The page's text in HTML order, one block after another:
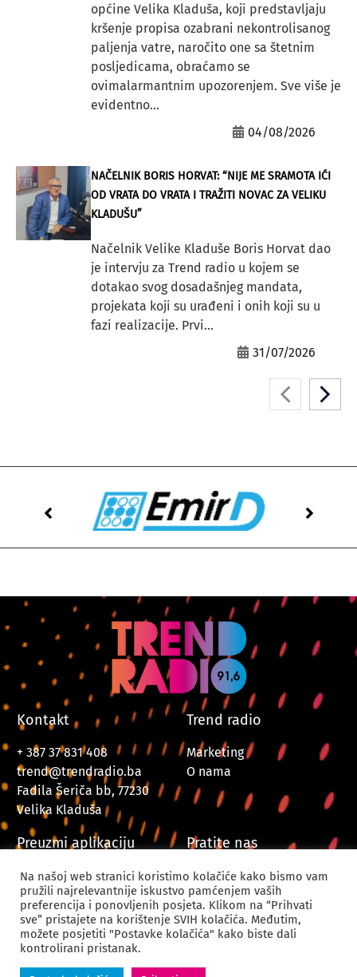
općine Velika Kladuša, koji predstavljaju
kršenje propisa ozabrani nekontrolisanog
paljenja vatre, naročito one sa štetnim
posljedicama, obraćamo se
ovimalarmantnim upozorenjem. Sve više je
evidentno...
04/08/2026
NAČELNIK BORIS HORVAT: “NIJE ME SRAMOTA IĆI
OD VRATA DO VRATA I TRAŽITI NOVAC ZA VELIKU
KLADUŠU”
Načelnik Velike Kladuše Boris Horvat dao
je intervju za Trend radio u kojem se
dotakao svog dosadašnjeg mandata,
projekata koji su urađeni i onih koji su u
fazi realizacije. Prvi...
31/07/2026
Kontakt
+ 387 37 831 408
trend@trendradio.ba
Fadila Šeriča bb, 77230
Velika Kladuša
Trend radio
Marketing
O nama
Preuzmi aplikaciju Pratite nas
© 2024. Trend Radio Velika Kladuša. Sva prava zadržana.
Na našoj web stranici koristimo kolačiće kako bismo vam
pružili najrelevantnije iskustvo pamćenjem vaših
preferencija i ponovljenih posjeta. Klikom na “Prihvati
sve” pristajete na korištenje SVIH kolačića. Međutim,
možete posjetiti "Postavke kolačića" kako biste dali
kontrolirani pristanak.